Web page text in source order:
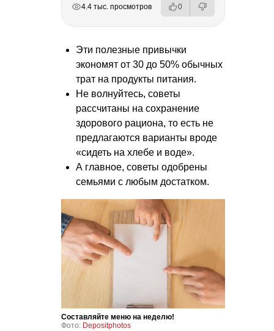
4.4 тыс. просмотров 0
Эти полезные привычки
экономят от 30 до 50% обычных
трат на продукты питания.
Не волнуйтесь, советы
рассчитаны на сохранение
здорового рациона, то есть не
предлагаются варианты вроде
«сидеть на хлебе и воде».
А главное, советы одобрены
семьями с любым достатком.
Составляйте меню на неделю!
Фото: Depositphotos